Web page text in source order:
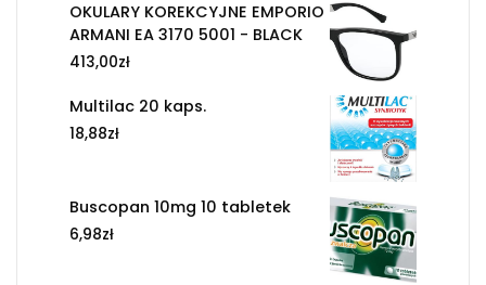
OKULARY KOREKCYJNE EMPORIO
ARMANI EA 3170 5001 - BLACK
413,00zł
Multilac 20 kaps.
18,88zł
Buscopan 10mg 10 tabletek
6,98zł